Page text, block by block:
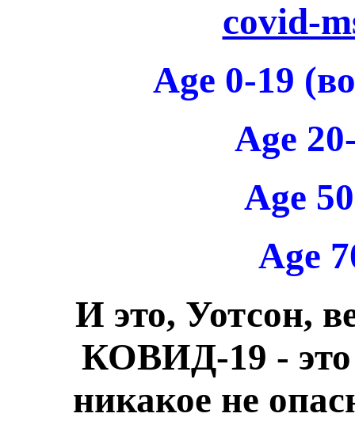
covid-
Age 0-19
Age
Age
Age
И это, Уотсон,
КОВИД-19 -
никакое не